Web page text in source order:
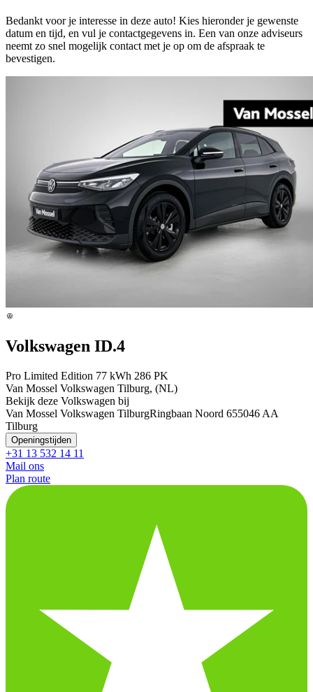
Bedankt voor je interesse in deze auto! Kies hieronder je gewenste
datum en tijd, en vul je contactgegevens in. Een van onze adviseurs
neemt zo snel mogelijk contact met je op om de afspraak te
bevestigen.
Volkswagen ID.4
Pro Limited Edition 77 kWh 286 PK
Van Mossel Volkswagen Tilburg, (NL)
Bekijk deze Volkswagen bij
Van Mossel Volkswagen TilburgRingbaan Noord 655046 AA
Tilburg
Openingstijden
+31 13 532 14 11
Mail ons
Plan route